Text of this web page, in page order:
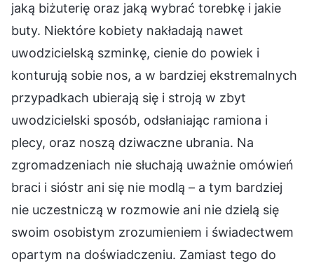
jaką biżuterię oraz jaką wybrać torebkę i jakie
buty. Niektóre kobiety nakładają nawet
uwodzicielską szminkę, cienie do powiek i
konturują sobie nos, a w bardziej ekstremalnych
przypadkach ubierają się i stroją w zbyt
uwodzicielski sposób, odsłaniając ramiona i
plecy, oraz noszą dziwaczne ubrania. Na
zgromadzeniach nie słuchają uważnie omówień
braci i sióstr ani się nie modlą – a tym bardziej
nie uczestniczą w rozmowie ani nie dzielą się
swoim osobistym zrozumieniem i świadectwem
opartym na doświadczeniu. Zamiast tego do